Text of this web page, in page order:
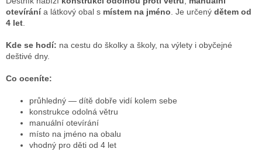
otevíránía látkový obal s místem na jméno. Je určený dětem od
4 let.
Kde se hodí: na cestu do školky a školy, na výlety i obyčejné
deštivé dny.
Co oceníte:
průhledný — dítě dobře vidí kolem sebe
konstrukce odolná větru
manuální otevírání
místo na jméno na obalu
vhodný pro děti od 4 let